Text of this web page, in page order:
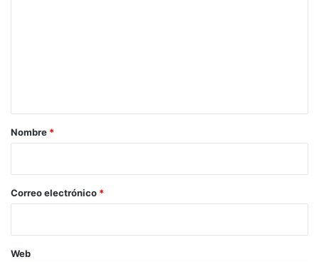
r
*
Nombre *
Correo electrónico *
Web